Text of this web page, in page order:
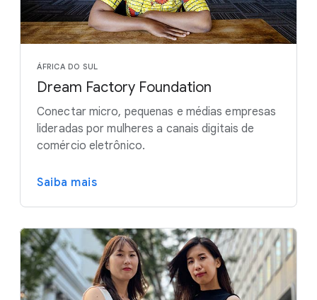
ÁFRICA DO SUL
Dream Factory Foundation
Conectar micro, pequenas e médias empresas
lideradas por mulheres a canais digitais de
comércio eletrônico.
Saiba mais